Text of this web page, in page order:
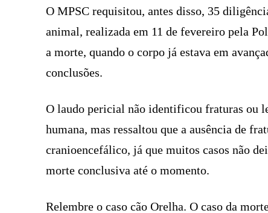
O MPSC requisitou, antes disso, 35
animal, realizada em 11 de fevereiro pela
a morte, quando o corpo já estava em
conclusões.
O laudo pericial não identificou fraturas ou
humana, mas ressaltou que a ausência de
cranioencefálico, já que muitos casos não
morte conclusiva até o momento.
Relembre o caso cão Orelha. O caso da